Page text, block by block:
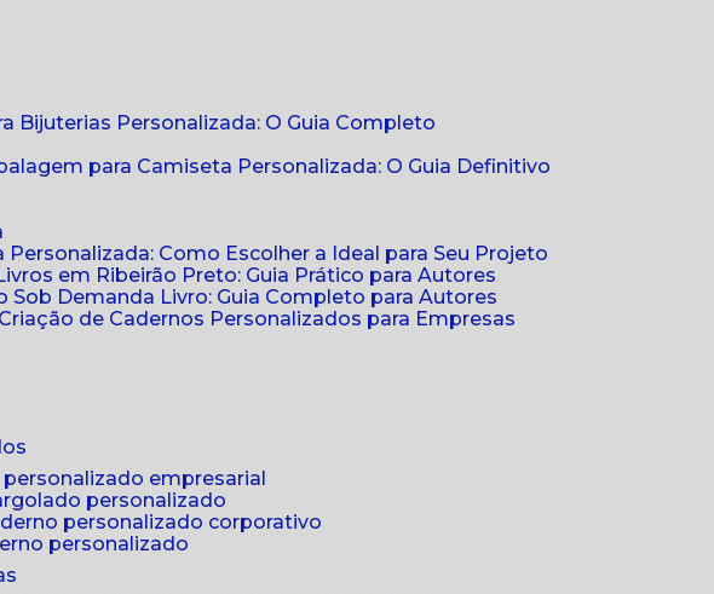
Bijuterias Personalizada: O Guia Completo
para Camiseta Personalizada: O Guia Definitivo
Personalizada: Como Escolher a Ideal para Seu Projeto
em Ribeirão Preto: Guia Prático para Autores
Sob Demanda Livro: Guia Completo para Autores
de Cadernos Personalizados para Empresas
personalizado empresarial
personalizado
personalizado corporativo
personalizado